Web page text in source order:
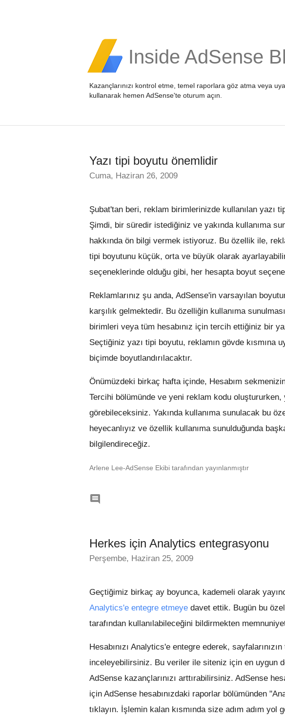
Inside AdSense
Kazançlarınızı kontrol etme, temel raporlara göz atma veya
kullanarak hemen AdSense'te oturum açın
Yazı tipi boyutu önemlidir
Cuma, Haziran 26, 2009
Şubat'tan beri, reklam birimlerinizde kullanılan yazı
Şimdi, bir süredir istediğiniz ve yakında kullanıma
hakkında ön bilgi vermek istiyoruz. Bu özellik ile,
tipi boyutunu küçük, orta ve büyük olarak
seçeneklerinde olduğu gibi, her hesapta boyut
Reklamlarınız şu anda, AdSense'in varsayılan
karşılık gelmektedir. Bu özelliğin kullanıma
birimleri veya tüm hesabınız için tercih ettiğiniz bir
Seçtiğiniz yazı tipi boyutu, reklamın gövde kısmına
biçimde boyutlandırılacaktır.
Önümüzdeki birkaç hafta içinde, Hesabım
Tercihi bölümünde ve yeni reklam kodu oluştururken,
görebileceksiniz. Yakında kullanıma sunulacak bu
heyecanlıyız ve özellik kullanıma sunulduğunda
bilgilendireceğiz.
Arlene Lee-AdSense Ekibi tarafından yayınlanmıştır

Herkes için Analytics entegrasyonu
Perşembe, Haziran 25, 2009
Geçtiğimiz birkaç ay boyunca, kademeli olarak
Analytics'e entegre etmeye davet ettik. Bugün bu
tarafından kullanılabileceğini bildirmekten
Hesabınızı Analytics'e entegre ederek,
inceleyebilirsiniz. Bu veriler ile siteniz için en uygun
AdSense kazançlarınızı arttırabilirsiniz. AdSense
için AdSense hesabınızdaki raporlar bölümünden
tıklayın. İşlemin kalan kısmında size adım adım